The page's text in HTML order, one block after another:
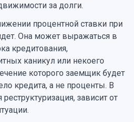
за долги.
процентной ставки при
Она может выражаться в
кредитования,
каникул или некоего
которого заемщик будет
кредита, а не проценты. В
зависит от